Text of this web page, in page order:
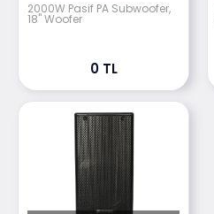
2000W Pasif PA Subwoofer,
18" Woofer
0 TL